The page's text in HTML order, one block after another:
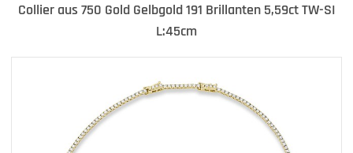
Collier aus 750 Gold Gelbgold 191 Brillanten 5,59ct TW-SI
L:45cm